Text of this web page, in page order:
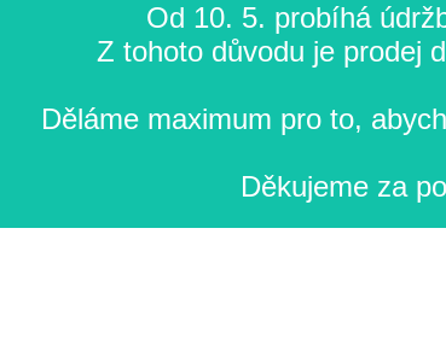
Od 10. 5. probíhá
Z tohoto důvodu je prodej
Děláme maximum pro to,
Děkujeme za